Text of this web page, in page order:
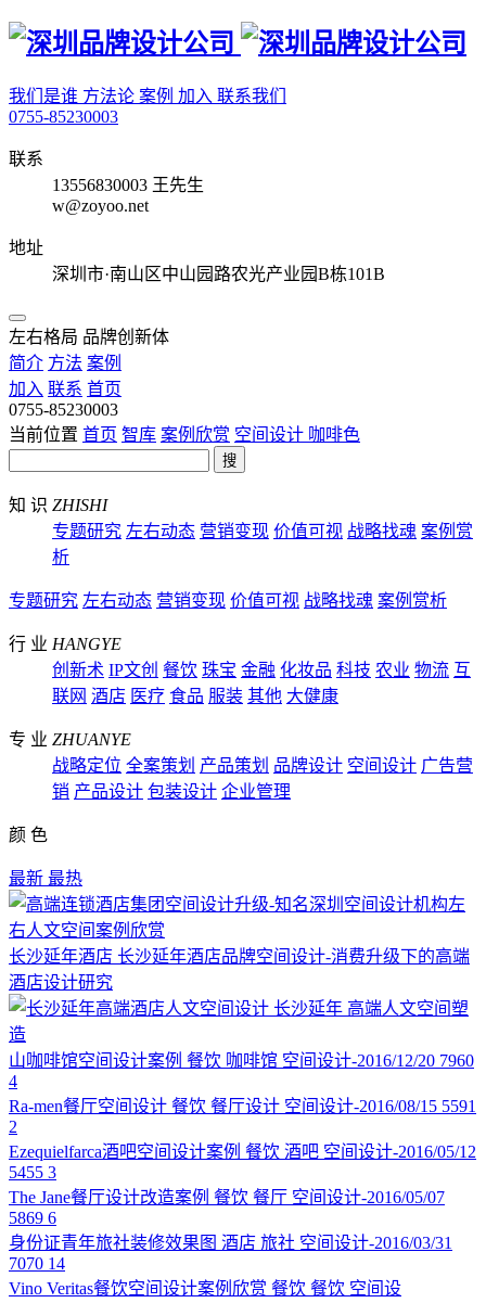
我们是谁 方法论 案例 加入 联系我们
0755-85230003
联系
13556830003 王先生
w@zoyoo.net
地址
深圳市·南山区中山园路农光产业园B栋101B
左右格局 品牌创新体
简介 方法 案例
加入 联系 首页
0755-85230003
当前位置 首页 智库 案例欣赏 空间设计 咖啡色
搜
知 识 ZHISHI
专题研究 左右动态 营销变现 价值可视 战略找魂 案例赏
析
专题研究 左右动态 营销变现 价值可视 战略找魂 案例赏析
行 业 HANGYE
创新术 IP文创 餐饮 珠宝 金融 化妆品 科技 农业 物流 互
联网 酒店 医疗 食品 服装 其他 大健康
专 业 ZHUANYE
战略定位 全案策划 产品策划 品牌设计 空间设计 广告营
销 产品设计 包装设计 企业管理
颜 色
最新 最热
长沙延年酒店 长沙延年酒店品牌空间设计-消费升级下的高端
酒店设计研究
长沙延年 高端人文空间塑
造
山咖啡馆空间设计案例 餐饮 咖啡馆 空间设计-2016/12/20 7960
4
Ra-men餐厅空间设计 餐饮 餐厅设计 空间设计-2016/08/15 5591
2
Ezequielfarca酒吧空间设计案例 餐饮 酒吧 空间设计-2016/05/12
5455 3
The Jane餐厅设计改造案例 餐饮 餐厅 空间设计-2016/05/07
5869 6
身份证青年旅社装修效果图 酒店 旅社 空间设计-2016/03/31
7070 14
Vino Veritas餐饮空间设计案例欣赏 餐饮 餐饮 空间设